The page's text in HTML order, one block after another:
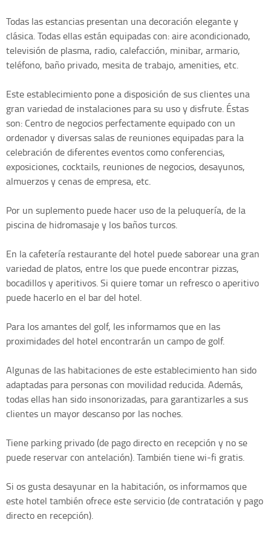
Todas las estancias presentan una decoración elegante y
clásica. Todas ellas están equipadas con: aire acondicionado,
televisión de plasma, radio, calefacción, minibar, armario,
teléfono, baño privado, mesita de trabajo, amenities, etc.
Este establecimiento pone a disposición de sus clientes una
gran variedad de instalaciones para su uso y disfrute. Éstas
son: Centro de negocios perfectamente equipado con un
ordenador y diversas salas de reuniones equipadas para la
celebración de diferentes eventos como conferencias,
exposiciones, cocktails, reuniones de negocios, desayunos,
almuerzos y cenas de empresa, etc.
Por un suplemento puede hacer uso de la peluquería, de la
piscina de hidromasaje y los baños turcos.
En la cafetería restaurante del hotel puede saborear una gran
variedad de platos, entre los que puede encontrar pizzas,
bocadillos y aperitivos. Si quiere tomar un refresco o aperitivo
puede hacerlo en el bar del hotel.
Para los amantes del golf, les informamos que en las
proximidades del hotel encontrarán un campo de golf.
Algunas de las habitaciones de este establecimiento han sido
adaptadas para personas con movilidad reducida. Además,
todas ellas han sido insonorizadas, para garantizarles a sus
clientes un mayor descanso por las noches.
Tiene parking privado (de pago directo en recepción y no se
puede reservar con antelación). También tiene wi-fi gratis.
Si os gusta desayunar en la habitación, os informamos que
este hotel también ofrece este servicio (de contratación y pago
directo en recepción).